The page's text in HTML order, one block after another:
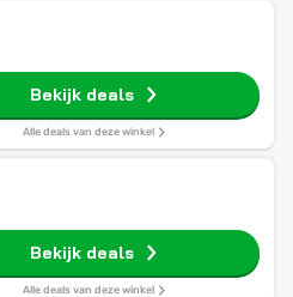
Bekijk deals
Alle deals van deze winkel
Bekijk deals
Alle deals van deze winkel